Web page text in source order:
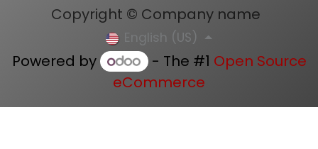
Copyright © Company name
English (US)
Powered by - The #1 Open Source
eCommerce